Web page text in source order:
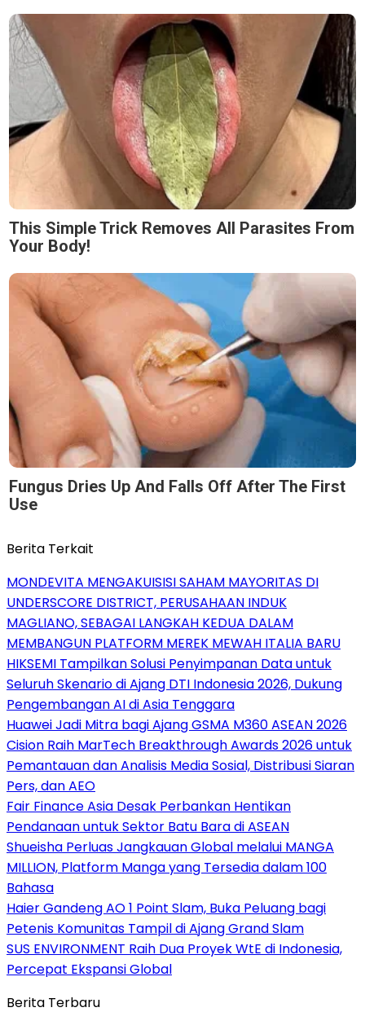
This Simple Trick Removes All Parasites From
Your Body!
Fungus Dries Up And Falls Off After The First
Use
Berita Terkait
MONDEVITA MENGAKUISISI SAHAM MAYORITAS DI
UNDERSCORE DISTRICT, PERUSAHAAN INDUK
MAGLIANO, SEBAGAI LANGKAH KEDUA DALAM
MEMBANGUN PLATFORM MEREK MEWAH ITALIA BARU
HIKSEMI Tampilkan Solusi Penyimpanan Data untuk
Seluruh Skenario di Ajang DTI Indonesia 2026, Dukung
Pengembangan AI di Asia Tenggara
Huawei Jadi Mitra bagi Ajang GSMA M360 ASEAN 2026
Cision Raih MarTech Breakthrough Awards 2026 untuk
Pemantauan dan Analisis Media Sosial, Distribusi Siaran
Pers, dan AEO
Fair Finance Asia Desak Perbankan Hentikan
Pendanaan untuk Sektor Batu Bara di ASEAN
Shueisha Perluas Jangkauan Global melalui MANGA
MILLION, Platform Manga yang Tersedia dalam 100
Bahasa
Haier Gandeng AO 1 Point Slam, Buka Peluang bagi
Petenis Komunitas Tampil di Ajang Grand Slam
SUS ENVIRONMENT Raih Dua Proyek WtE di Indonesia,
Percepat Ekspansi Global
Berita Terbaru